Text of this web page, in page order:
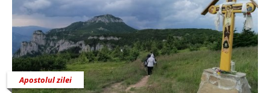
Apostolul zilei